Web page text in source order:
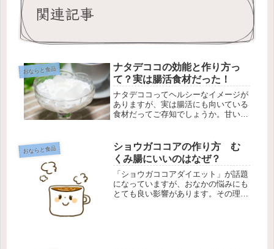
関連記事
おならと食品
ナタデココの効能と作り方っ
て？実は腸活食材だった！
ナタデココってヘルシーなイメージが
ありますが、実は腸活にも向いている
食材だってご存知でしょうか。甘いデ
えます。ヘルシーな南国デザートとし
て一昔前に大ブームになったのがナタ
デ...
おならと食品
ショウガココアの作り方 む
くみ腸にいいのはなぜ？
「ショウガココアダイエット」が話題
になっていますが、おなかの悩みにも
とても良い影響があります。その理由